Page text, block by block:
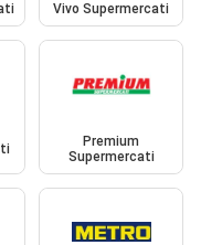
Vivo Supermercati
Premium
Supermercati